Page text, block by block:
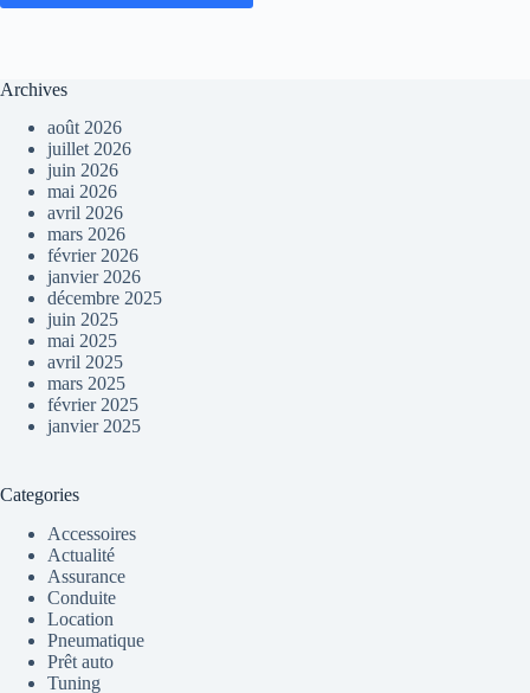
Archives
août 2026
juillet 2026
juin 2026
mai 2026
avril 2026
mars 2026
février 2026
janvier 2026
décembre 2025
juin 2025
mai 2025
avril 2025
mars 2025
février 2025
janvier 2025
Categories
Accessoires
Actualité
Assurance
Conduite
Location
Pneumatique
Prêt auto
Tuning